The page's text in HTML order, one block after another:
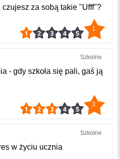
za sobą takie "Ufff"?
1
Szkolne
- gdy szkoła się pali, gaś ją
3
Szkolne
w życiu ucznia